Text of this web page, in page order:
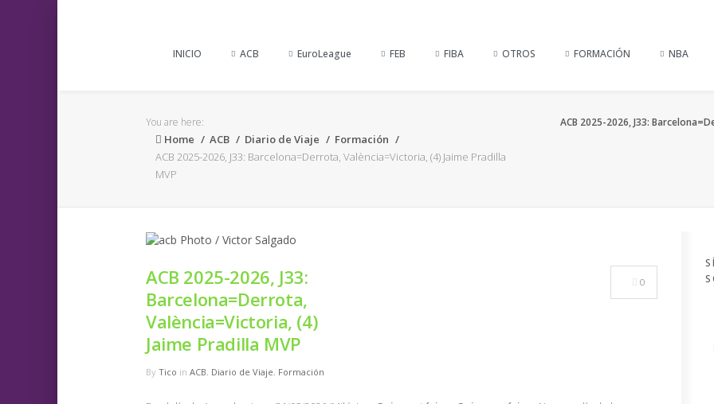
INICIO ACB EuroLeague FEB FIBA OTROS FORMACIÓN NBA
You are here:
Home ACB Diario de Viaje
Formación
ACB 2025-2026, J33: Barcelona=Derrota, València=Victoria, (4) Jaime Pradilla
MVP
ACB 2025-2026, J33:
ACB 2025-2026, J33:
Barcelona=Derrota,
València=Victoria, (4)
Jaime Pradilla MVP
By Tico in ACB, Diario de Viaje, Formación
0